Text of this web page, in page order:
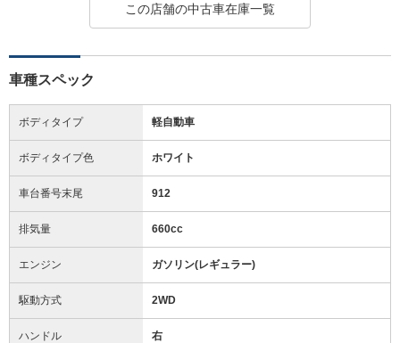
この店舗の中古車在庫一覧
車種スペック
ボディタイプ 軽自動車
ボディタイプ色 ホワイト
車台番号末尾 912
排気量 660cc
エンジン ガソリン(レギュラー)
駆動方式 2WD
ハンドル 右